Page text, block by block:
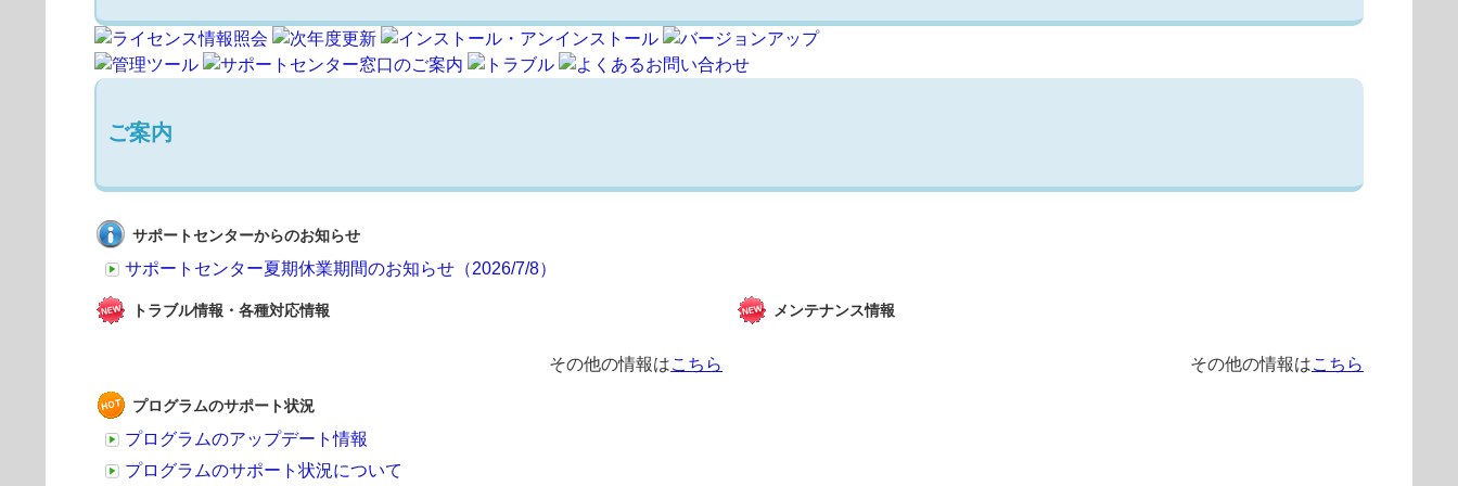
ご案内
サポートセンターからのお知らせ
サポートセンター夏期休業期間のお知らせ（2026/7/8）
トラブル情報・各種対応情報
その他の情報はこちら
メンテナンス情報
その他の情報はこちら
プログラムのサポート状況
プログラムのアップデート情報
プログラムのサポート状況について